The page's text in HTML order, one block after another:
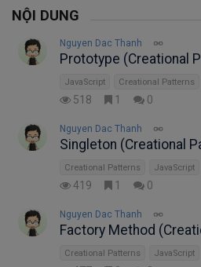
NỘI DUNG
Nguyen Dac Thanh
Prototype (Creational
JavaScript Creational Patterns
518 1 0
Nguyen Dac Thanh
Singleton (Creational
Creational Patterns JavaScript
419 1 0
Nguyen Dac Thanh
Factory Method
Creational Patterns JavaScript